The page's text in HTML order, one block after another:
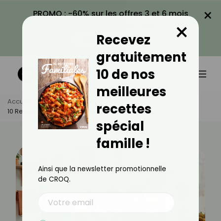
PROMO : -60% sur les offres 3 et 6 mois
VOIR LA PROMO
×
Accueil Actus
Recettes
10 Recettes Pour Un Dimanche Midi En Famille
Recevez
gratuitement
10 de nos
meilleures
recettes
spécial
famille !
×
Ainsi que la newsletter promotionnelle
de CROQ.